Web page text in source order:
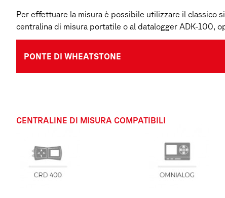
Per effettuare la misura è possibile utilizzare il classico
centralina di misura portatile o al datalogger ADK-100,
PONTE DI WHEATSTONE
CENTRALINE DI MISURA COMPATIBILI